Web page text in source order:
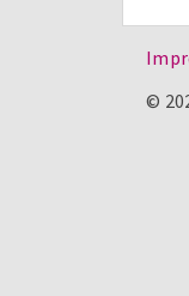
©